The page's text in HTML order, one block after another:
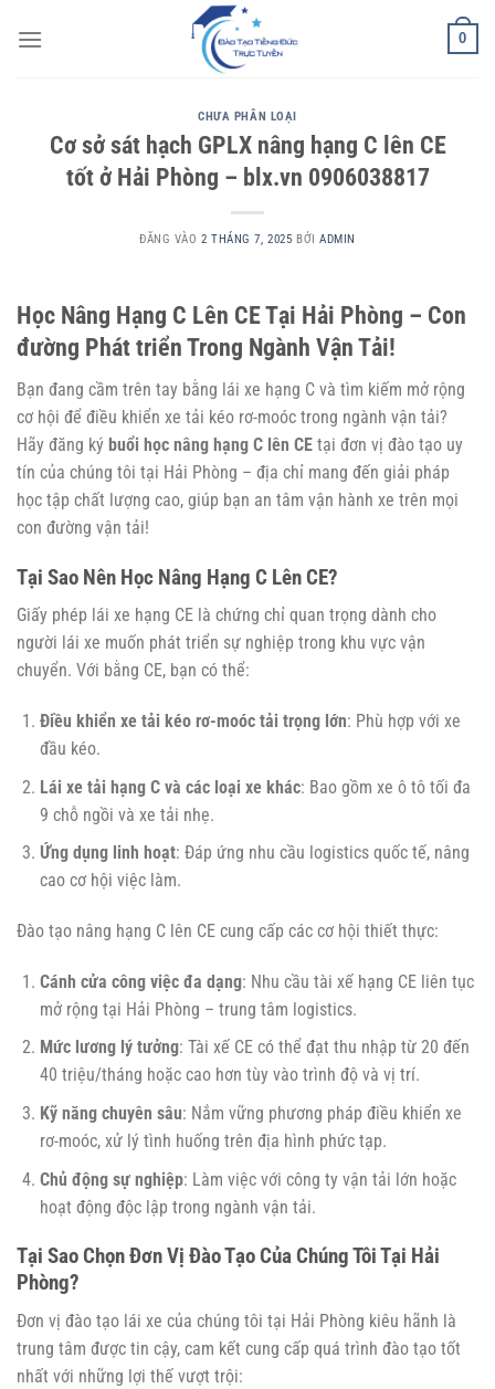
qua
0
CHƯA PHÂN LOẠI
Cơ sở sát hạch GPLX nâng hạng C lên CE
tốt ở Hải Phòng – blx.vn 0906038817
ĐĂNG VÀO 2 THÁNG 7, 2025 BỞIADMIN
Học Nâng Hạng C Lên CE Tại Hải Phòng – Con
đường Phát triển Trong Ngành Vận Tải!
Bạn đang cầm trên tay bằng lái xe hạng C và tìm kiếm mở rộng
cơ hội để điều khiển xe tải kéo rơ-moóc trong ngành vận tải?
Hãy đăng ký buổi học nâng hạng C lên CE tại đơn vị đào tạo uy
tín của chúng tôi tại Hải Phòng – địa chỉ mang đến giải pháp
học tập chất lượng cao, giúp bạn an tâm vận hành xe trên mọi
con đường vận tải!
Tại Sao Nên Học Nâng Hạng C Lên CE?
Giấy phép lái xe hạng CE là chứng chỉ quan trọng dành cho
người lái xe muốn phát triển sự nghiệp trong khu vực vận
chuyển. Với bằng CE, bạn có thể:
Điều khiển xe tải kéo rơ-moóc tải trọng lớn: Phù hợp với xe
đầu kéo.
Lái xe tải hạng C và các loại xe khác: Bao gồm xe ô tô tối đa
9 chỗ ngồi và xe tải nhẹ.
Ứng dụng linh hoạt: Đáp ứng nhu cầu logistics quốc tế, nâng
cao cơ hội việc làm.
Đào tạo nâng hạng C lên CE cung cấp các cơ hội thiết thực:
Cánh cửa công việc đa dạng: Nhu cầu tài xế hạng CE liên tục
mở rộng tại Hải Phòng – trung tâm logistics.
Mức lương lý tưởng: Tài xế CE có thể đạt thu nhập từ 20 đến
40 triệu/tháng hoặc cao hơn tùy vào trình độ và vị trí.
Kỹ năng chuyên sâu: Nắm vững phương pháp điều khiển xe
rơ-moóc, xử lý tình huống trên địa hình phức tạp.
Chủ động sự nghiệp: Làm việc với công ty vận tải lớn hoặc
hoạt động độc lập trong ngành vận tải.
Tại Sao Chọn Đơn Vị Đào Tạo Của Chúng Tôi Tại Hải
Phòng?
Đơn vị đào tạo lái xe của chúng tôi tại Hải Phòng kiêu hãnh là
trung tâm được tin cậy, cam kết cung cấp quá trình đào tạo tốt
nhất với những lợi thế vượt trội: